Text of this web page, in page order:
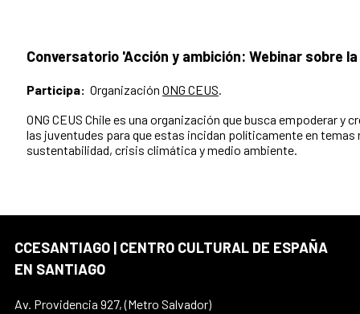
Conversatorio 'Acción y ambición: Webinar sobre la
Participa: Organización ONG CEUS
ONG CEUS Chile es una organización que busca empoderar y
las juventudes para que estas incidan políticamente en temas
sustentabilidad, crisis climática y medio ambiente.
CCESANTIAGO | CENTRO CULTURAL DE ESPAÑA
EN SANTIAGO
Av. Providencia 927, (Metro Salvador)